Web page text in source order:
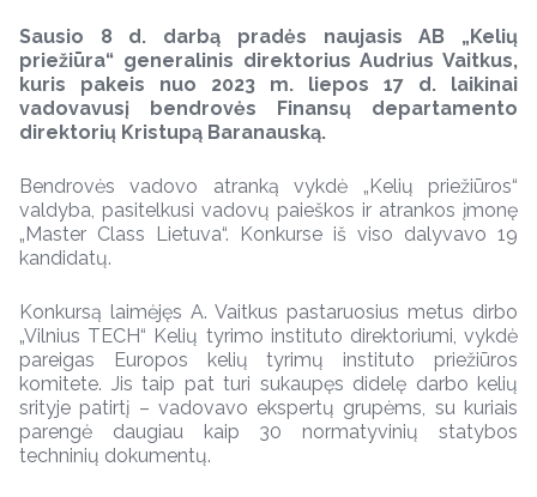
Sausio 8 d. darbą pradės naujasis AB „Kelių
priežiūra“ generalinis direktorius Audrius Vaitkus,
kuris pakeis nuo 2023 m. liepos 17 d. laikinai
vadovavusį bendrovės Finansų departamento
direktorių Kristupą Baranauską.
Bendrovės vadovo atranką vykdė „Kelių priežiūros“
valdyba, pasitelkusi vadovų paieškos ir atrankos įmonę
„Master Class Lietuva“. Konkurse iš viso dalyvavo 19
kandidatų.
Konkursą laimėjęs A. Vaitkus pastaruosius metus dirbo
„Vilnius TECH“ Kelių tyrimo instituto direktoriumi, vykdė
pareigas Europos kelių tyrimų instituto priežiūros
komitete. Jis taip pat turi sukaupęs didelę darbo kelių
srityje patirtį – vadovavo ekspertų grupėms, su kuriais
parengė daugiau kaip 30 normatyvinių statybos
techninių dokumentų.